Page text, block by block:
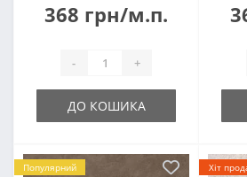
368 грн/м.п.
- +
ДО КОШИКА
Популярний
Хіт